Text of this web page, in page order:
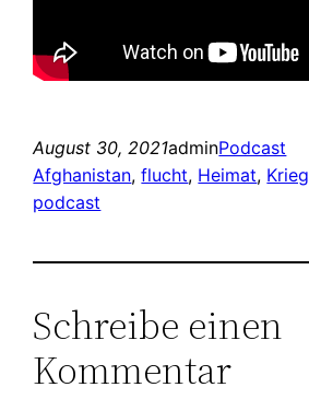
August 30, 2021adminPodcast
Afghanistan, flucht, Heimat, Krieg
podcast
Schreibe einen
Kommentar